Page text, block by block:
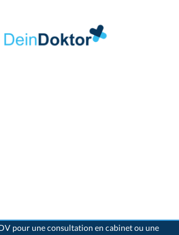
pour une consultation en cabinet ou une